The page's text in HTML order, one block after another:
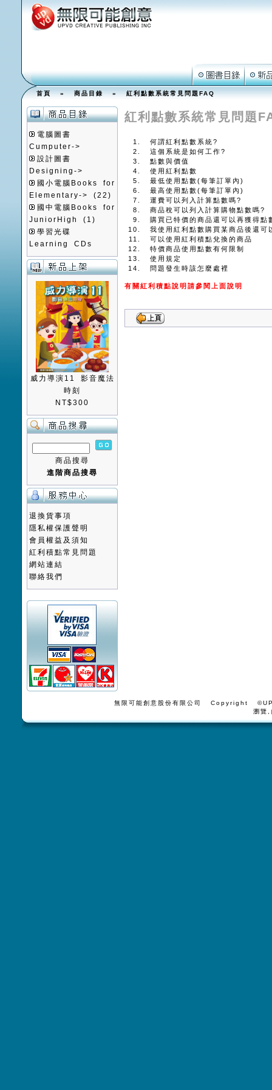
首頁»商品目錄» 紅利點數系統常見問題FAQ
電腦圖書
Cumputer->
設計圖書
Designing->
國小電腦Books for
Elementary->
(22)
國中電腦Books for
JuniorHigh
(1)
學習光碟
Learning CDs
威力導演11 影音魔法
時刻
NT$300
商品搜尋
進階商品搜尋
退換貨事項
隱私權保護聲明
會員權益及須知
紅利積點常見問題
網站連結
聯絡我們
紅利點數系統常見問題
何謂紅利點數系統?
這個系統是如何工作?
點數與價值
使用紅利點數
最低使用點數(每筆訂單內)
最高使用點數(每筆訂單內)
運費可以列入計算點數嗎?
商品稅可以列入計算購物點數嗎?
購買已特價的商品還可以再獲得點
我使用紅利點數購買某商品後還可
可以使用紅利積點兌換的商品
特價商品使用點數有何限制
使用規定
問題發生時該怎麼處裡
有關紅利積點說明請參閱上面說明
無限可能創意股份有限公司 Copyright
瀏